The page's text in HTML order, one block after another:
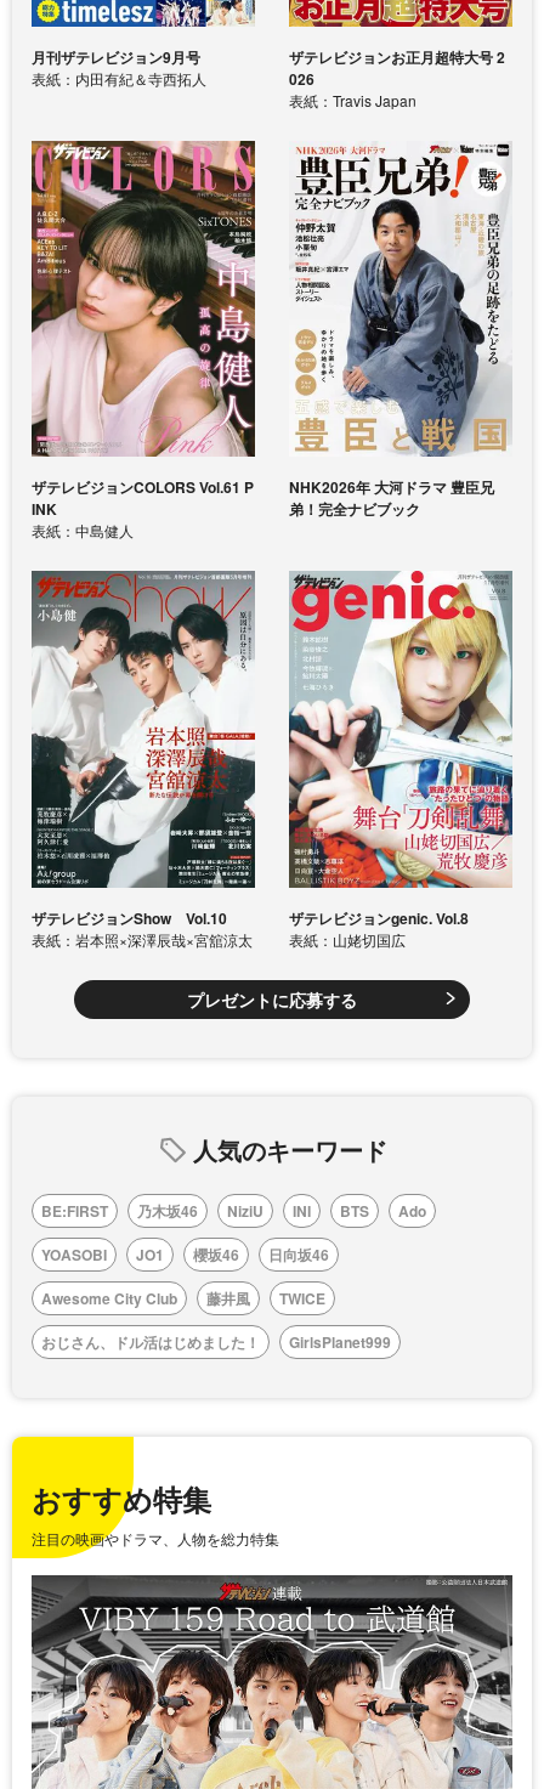
月刊ザテレビジョン9月号
表紙：内田有紀＆寺西拓人
ザテレビジョンお正月超特大号 2
026
表紙：Travis Japan
ザテレビジョンCOLORS Vol.61 P
INK
表紙：中島健人
NHK2026年 大河ドラマ 豊臣兄
弟！完全ナビブック
ザテレビジョンShow Vol.10
表紙：岩本照×深澤辰哉×宮舘涼太
ザテレビジョンgenic. Vol.8
表紙：山姥切国広
プレゼントに応募する
人気のキーワード
BE:FIRST 乃木坂46 NiziU INI BTS
Ado
YOASOBI
JO1 櫻坂46
日向坂46
Awesome City Club
藤井風
TWICE
おじさん、ドル活はじめました！
GirlsPlanet999
おすすめ特集
注目の映画やドラマ、人物を総力特集